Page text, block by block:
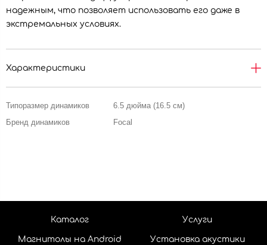
надежным, что позволяет использовать его даже в
экстремальных условиях.
Характеристики
Типоразмер динамиков
6.5 дюйма (16.5 см)
Бренд динамиков
Focal
Каталог
Магнитолы на Android
Услуги
Установка акустики